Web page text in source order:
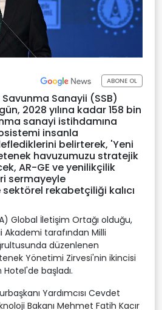
ABONE OL
Sanayii (SSB)
2028 yılına kadar 158 bin
sanayi istihdamına
insanla
belirterek, 'Yeni
havuzumuzu stratejik
AR-GE ve yenilikçilik
sermayeyle
rekabetçiliği kalıcı
Global İletişim Ortağı olduğu,
Akademi tarafından Milli
düzenlenen
Yönetimi Zirvesi'nin ikincisi
başladı.
Yardımcısı Cevdet
Bakanı Mehmet Fatih Kacır